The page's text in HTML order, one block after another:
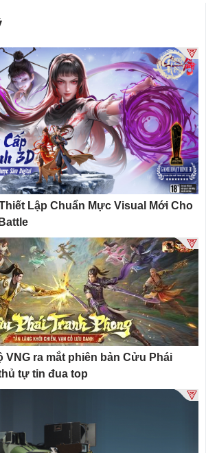
Lập Chuẩn Mực Visual Mới Cho
VNG ra mắt phiên bản Cửu Phái
tự tin đua top